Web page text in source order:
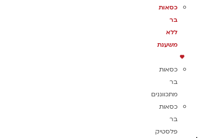
כסאות
בר
ללא
משענת
כסאות
בר
מתכווננים
כסאות
בר
פלסטיק